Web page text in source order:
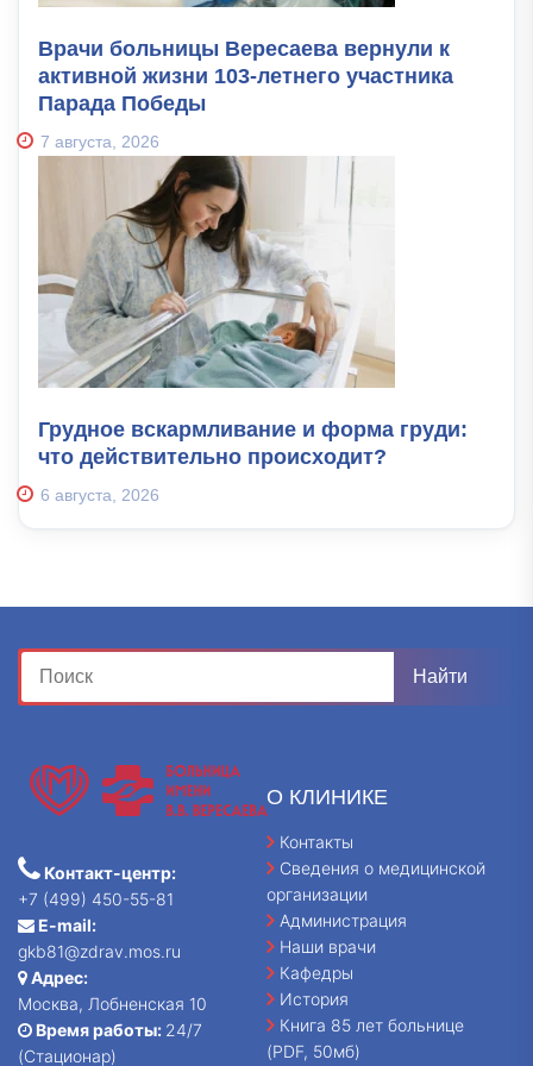
Врачи больницы Вересаева вернули к
активной жизни 103-летнего участника
Парада Победы
7 августа, 2026
Грудное вскармливание и форма груди:
что действительно происходит?
6 августа, 2026
Контакт-центр:
+7 (499) 450-55-81
E-mail:
gkb81@zdrav.mos.ru
Адрес:
Москва, Лобненская 10
Время работы: 24/7
(Стационар)
О КЛИНИКЕ
Контакты
Сведения о медицинской
организации
Администрация
Наши врачи
Кафедры
История
Книга 85 лет больнице
(PDF, 50мб)